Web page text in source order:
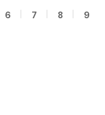
6 7 8
9